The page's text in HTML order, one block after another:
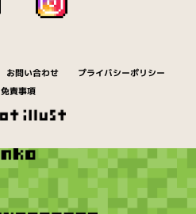
お問い合わせ
プライバシーポリシー
免責事項